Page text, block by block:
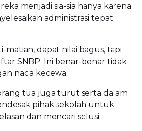
menjadi sia-sia hanya karena
administrasi tepat
matian, dapat nilai bagus, tapi
SNBP. Ini benar-benar tidak
nada kecewa.
tua juga turut serta dalam
pihak sekolah untuk
dan mencari solusi.